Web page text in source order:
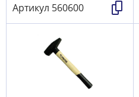
Артикул 560600